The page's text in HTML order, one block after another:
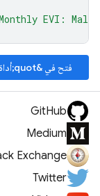
EVI:
فتح في &quot;أداة تعديل الرموز&quot;
GitHub
Medium
Exchange
Twitter